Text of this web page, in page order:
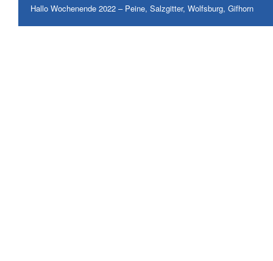
Hallo Wochenende 2022 – Peine, Salzgitter, Wolfsburg, Gifhorn